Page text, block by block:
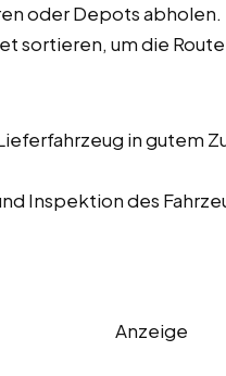
oder Depots abholen.
sortieren, um die
in gutem
Inspektion des
Anzeige